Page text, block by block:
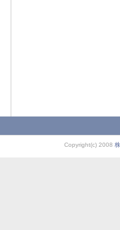
Copyright(c) 2008